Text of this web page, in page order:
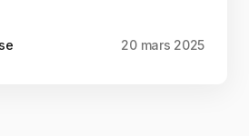
20 mars 2025